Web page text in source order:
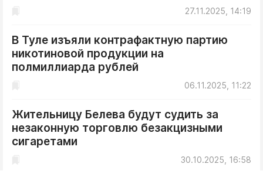
27.11.2025, 14:19
В Туле изъяли контрафактную партию
никотиновой продукции на
полмиллиарда рублей
06.11.2025, 11:22
Жительницу Белева будут судить за
незаконную торговлю безакцизными
сигаретами
30.10.2025, 16:58